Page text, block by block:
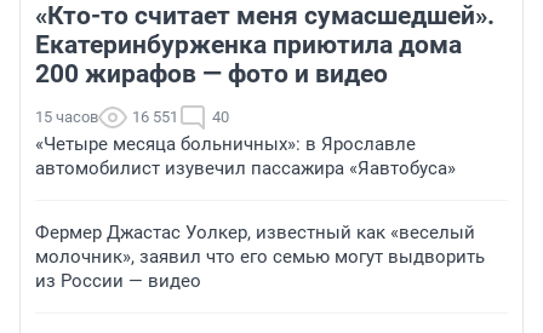
«Кто-то считает меня сумасшедшей».
Екатеринбурженка приютила дома
200 жирафов — фото и видео
15 часов 16 551 40
«Четыре месяца больничных»: в Ярославле
автомобилист изувечил пассажира «Яавтобуса»
Фермер Джастас Уолкер, известный как «веселый
молочник», заявил что его семью могут выдворить
из России — видео